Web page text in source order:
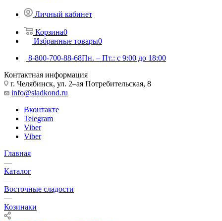
Личный кабинет
Корзина0
Избранные товары0
8-800-700-88-68Пн. – Пт.: с 9:00 до 18:00
Контактная информация
г. Челябинск, ул. 2–ая Потребительская, 8
info@sladkond.ru
Вконтакте
Telegram
Viber
Viber
Главная
—
Каталог
—
Восточные сладости
—
Козинаки